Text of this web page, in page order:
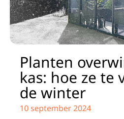
Planten
kas: hoe ze te
de winter
10 september 2024